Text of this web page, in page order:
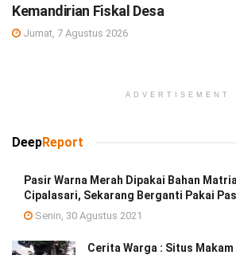
Kemandirian Fiskal Desa
Jumat, 7 Agustus 2026
ADVERTISEMENT
DeepReport
Pasir Warna Merah Dipakai Bahan
Cipalasari, Sekarang Berganti Pakai
Senin, 30 Agustus 2021
Cerita Warga : Situs